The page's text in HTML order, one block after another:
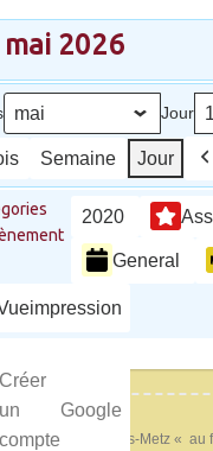
mai 2026
Jour
Semaine Jour
2020
General
Créer
un
compte
Google
impression
© 2026 Lorry-lès-Metz « au